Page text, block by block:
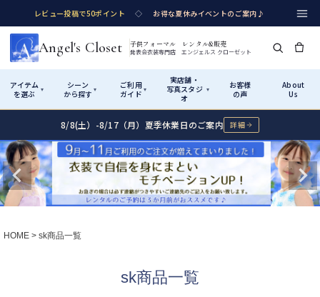
レビュー投稿で50ポイント ◇ お得な夏休みイベントのご案内♪
Angel's Closet 子供フォーマル レンタル&販売
発表会衣装専門店 エンジェルス クローゼット
アイテム
を選ぶ
▾
シーン
から探す ▾
ご利用
ガイド ▾
実店舗・
写真スタジ
オ
▾
お客様
の声
About
Us
Shop by Category アイテムから探す
カテゴリ詳細→ サイズで選ぶ→
Shop by Occasion シーンから探す
性別・サイズで絞り込む→
How It Works ご利用ガイド
Startはじめに
01
レンタル・販売の入口
Visit Us 実店舗・写真スタジオ
8/8(土）-8/17（月）夏季休業日のご案内 詳細
HOME sk商品一覧
sk商品一覧